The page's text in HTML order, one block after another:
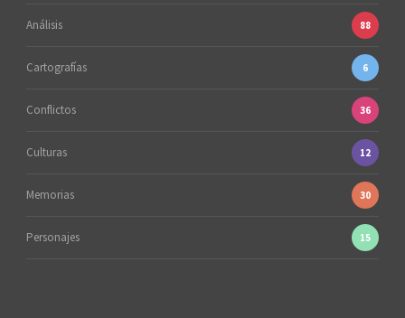
Análisis 88
Cartografías 6
Conflictos 36
Culturas 12
Memorias 30
Personajes 15